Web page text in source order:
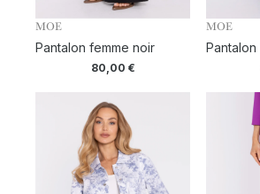
MOE
Pantalon femme noir
80,00 €
MOE